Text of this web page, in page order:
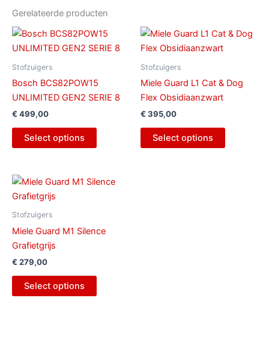
Gerelateerde producten
Stofzuigers
Bosch BCS82POW15
UNLIMITED GEN2 SERIE 8
€ 499,00
Select options
Stofzuigers
Miele Guard L1 Cat & Dog
Flex Obsidiaanzwart
€ 395,00
Select options
Stofzuigers
Miele Guard M1 Silence
Grafietgrijs
€ 279,00
Select options